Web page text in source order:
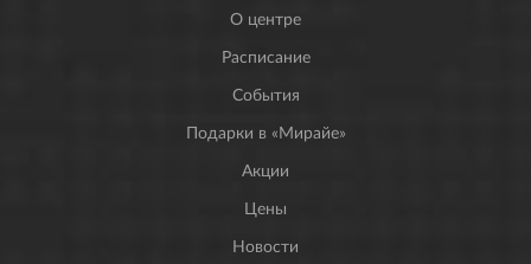
О центре
Расписание
События
Подарки в «Мирайе»
Акции
Цены
Новости